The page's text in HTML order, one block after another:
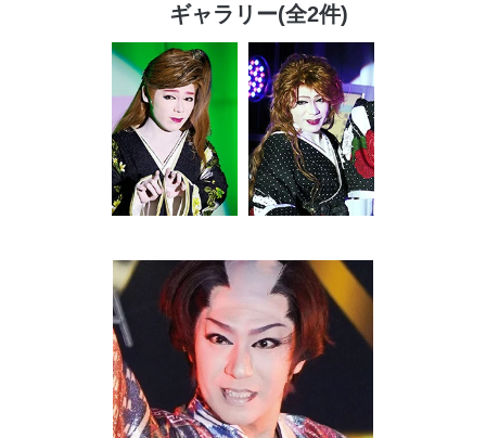
ギャラリー(全2件)